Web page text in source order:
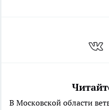
В Московской области